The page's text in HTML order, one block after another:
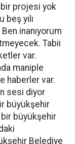
projesi yok
yılı
inanıyorum
Tabii
var.
maniple
haberler var.
sesi diyor
büyükşehir
bir büyükşehir
Belediye